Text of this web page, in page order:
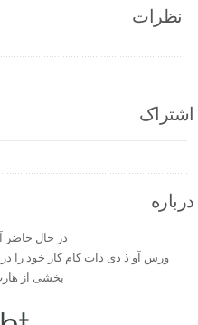
نظرات
اشتراک
درباره
در حال حاضر آیه روز بیش
بخشی از هارت